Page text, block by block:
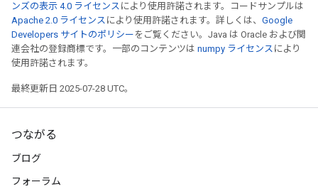
ンズの表示 4.0 ライセンス により使用許諾されます。コードサンプルは
Apache 2.0 ライセンス により使用許諾されます。詳しくは、 Google
Developers サイトのポリシー をご覧ください。Java は Oracle および関
連会社の登録商標です。一部のコンテンツは numpy ライセンス により
使用許諾されます。
最終更新日 2025-07-28 UTC。
つながる
ブログ
フォーラム